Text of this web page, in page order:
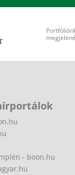
- boon.hu